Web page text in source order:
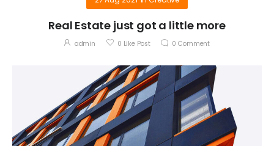
Real Estate just got a little more
admin 0 Like Post 0 Comment